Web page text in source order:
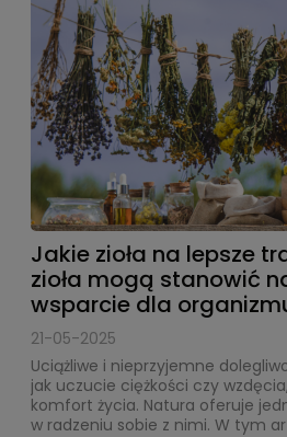
Jakie zioła na lepsze
zioła mogą stanowić
wsparcie dla
21-05-2025
Uciążliwe i nieprzyjemne
jak uczucie ciężkości czy
komfort życia. Natura oferuje
w radzeniu sobie z nimi. W tym